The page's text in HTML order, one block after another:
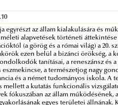
egyrészt az állam kialakulására és
alapvetések történeti áttekintése
(a görög és a római világ) a 20.
ezen belül a bizánci örökség, a
tanításai, a reneszánsz és a
eszmekincse, a természetjog nagy
és a német tudományos iskola. A
mellett a kutatás funkcionális
fókuszában az állam működésének,
egyes területei állnának.